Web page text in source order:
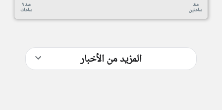
منذ ٩
ساعات
منذ
ساعتين
المزيد من الأخبار